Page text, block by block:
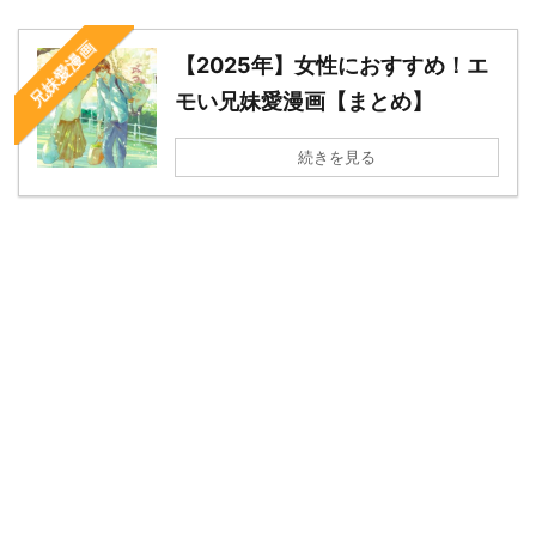
兄妹愛漫画
【2025年】女性におすすめ！エ
モい兄妹愛漫画【まとめ】
続きを見る